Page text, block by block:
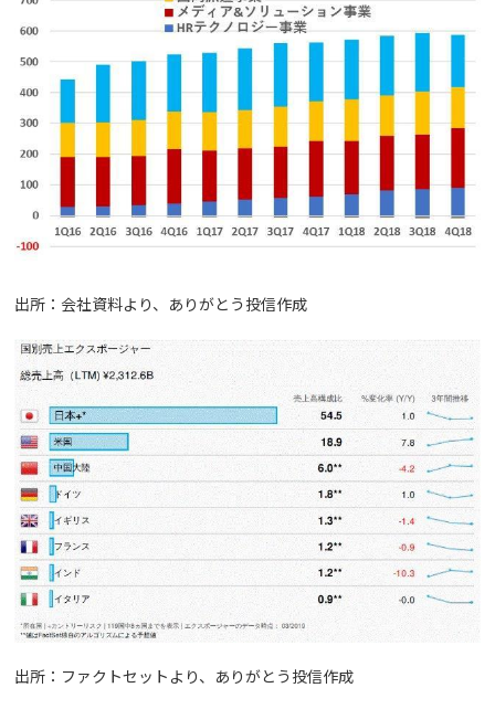
出所：会社資料より、ありがとう投信作成
出所：ファクトセットより、ありがとう投信作成